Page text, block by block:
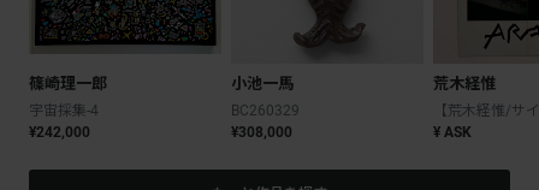
篠崎理一郎
宇宙採集-4
¥242,000
小池一馬
BC260329
¥308,000
荒木経惟
¥ ASK